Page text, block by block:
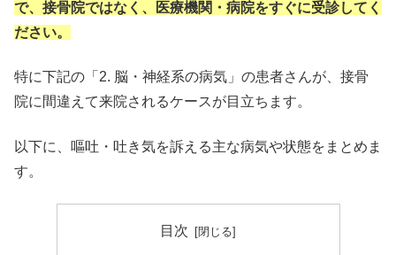
で、接骨院ではなく、医療機関・病院をすぐに受診してく
ださい。
特に下記の「2. 脳・神経系の病気」の患者さんが、接骨
院に間違えて来院されるケースが目立ちます。
以下に、嘔吐・吐き気を訴える主な病気や状態をまとめま
す。
目次